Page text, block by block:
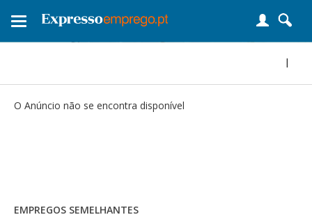
Toggle
|
O Anúncio não se encontra disponível
EMPREGOS SEMELHANTES